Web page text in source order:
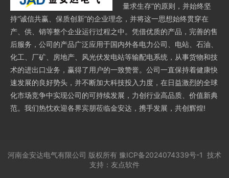
量求生存”的原则，并始终坚
持“诚信共赢、保质创新”的企业理念，并将这一思想始终贯穿在
产、供、销等整个企业运行过程之中。凭借优质的产品，完善的售
后服务，公司的产品广泛应用于国内外各电力公司、电站、石油、
化工、厂矿、房地产、风光伏发电站等输配电系统，从事货物和技
术的进出口业务，赢得了用户的一致赞誉。公司一直保持着健康快
速发展的良好势头，并不断加大科技投入力度，在日益激烈的全球
化市场竞争中实现公司的可持续发展，力创行业高品质、价值新典
范。我们热忱欢迎各界宾朋莅临金安达，携手发展，共创辉煌!
河南金安达电气有限公司 版权所有 豫ICP备2024074339号-1 技术
支持： 友点软件